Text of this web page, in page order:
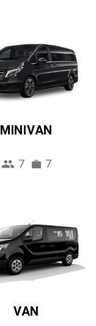
MINIVAN
7 7
VAN